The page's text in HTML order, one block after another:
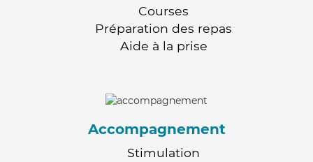
Courses
Préparation des repas
Aide à la prise
Accompagnement
Stimulation